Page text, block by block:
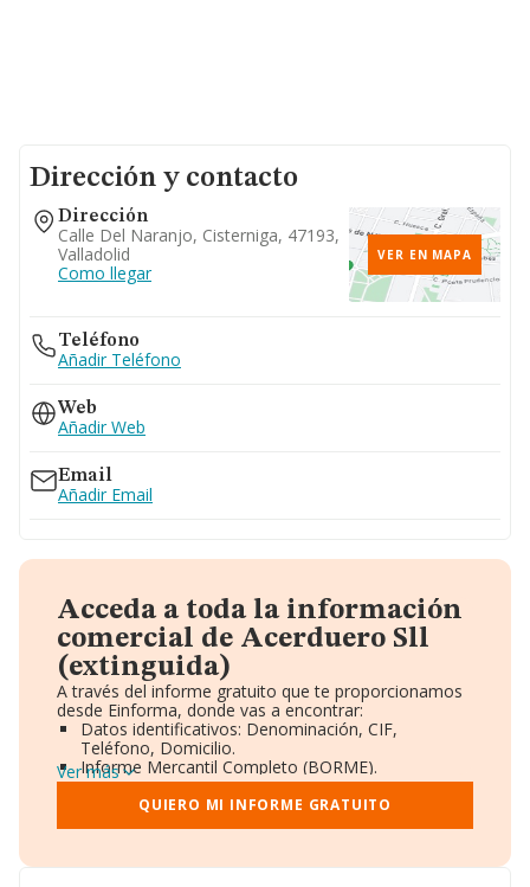
Dirección y contacto
Dirección
Calle Del Naranjo, Cisterniga, 47193,
Valladolid
Como llegar
VER EN MAPA
Teléfono
Añadir Teléfono
Web
Añadir Web
Email
Añadir Email
Acceda a toda la información
comercial de Acerduero Sll
(extinguida)
A través del informe gratuito que te proporcionamos
desde Einforma, donde vas a encontrar:
Datos identificativos: Denominación, CIF,
Teléfono, Domicilio.
Informe Mercantil Completo (BORME).
Gráficos de Evolución Ventas y Empleados.
Consejo de Administración y Administradores.
Directivos y Ejecutivos.
Ver más
QUIERO MI INFORME GRATUITO